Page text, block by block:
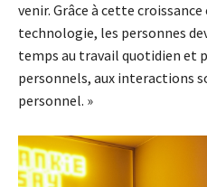
venir. Grâce à cette
technologie, les personnes
temps au travail quotidien et
personnels, aux interactions
personnel. »